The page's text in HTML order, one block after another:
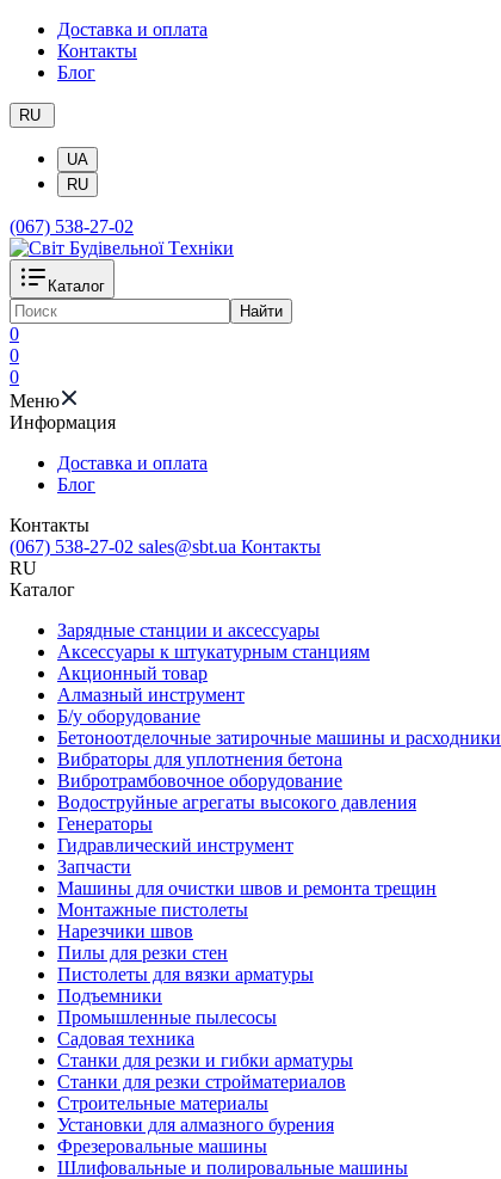
Доставка и оплата
Контакты
Блог
RU
UA
RU
(067) 538-27-02
Каталог
Найти
0
0
0
Меню
Информация
Доставка и оплата
Блог
Контакты
(067) 538-27-02 sales@sbt.ua Контакты
RU
Каталог
Зарядные станции и аксессуары
Аксессуары к штукатурным станциям
Акционный товар
Алмазный инструмент
Б/у оборудование
Бетоноотделочные затирочные машины и расходники
Вибраторы для уплотнения бетона
Вибротрамбовочное оборудование
Водоструйные агрегаты высокого давления
Генераторы
Гидравлический инструмент
Запчасти
Машины для очистки швов и ремонта трещин
Монтажные пистолеты
Нарезчики швов
Пилы для резки стен
Пистолеты для вязки арматуры
Подъемники
Промышленные пылесосы
Садовая техника
Станки для резки и гибки арматуры
Станки для резки стройматериалов
Строительные материалы
Установки для алмазного бурения
Фрезеровальные машины
Шлифовальные и полировальные машины